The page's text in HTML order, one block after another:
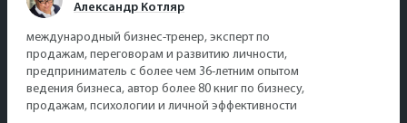
Александр Котляр
международный бизнес-тренер, эксперт по
продажам, переговорам и развитию личности,
предприниматель с более чем 36-летним опытом
ведения бизнеса, автор более 80 книг по бизнесу,
продажам, психологии и личной эффективности